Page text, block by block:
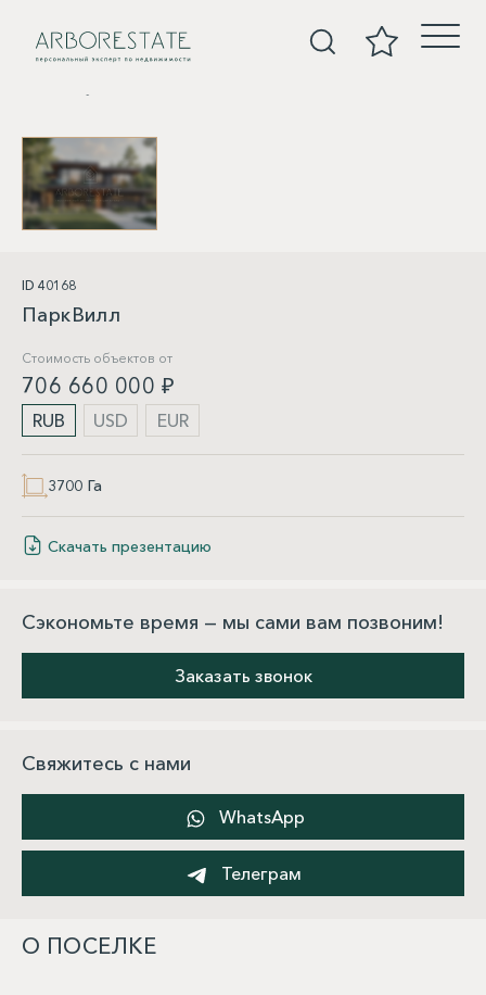
ID 40168
ПаркВилл
Стоимость объектов от
706 660 000 ₽
RUB USD EUR
3700 Га
Скачать презентацию
Сэкономьте время — мы сами вам позвоним!
Заказать звонок
Свяжитесь с нами
WhatsApp
Телеграм
О ПОСЕЛКЕ